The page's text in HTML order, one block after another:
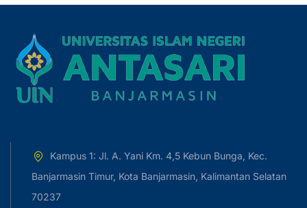
Kampus 1: Jl. A. Yani Km. 4,5 Kebun Bunga, Kec.
Banjarmasin Timur, Kota Banjarmasin, Kalimantan Selatan
70237